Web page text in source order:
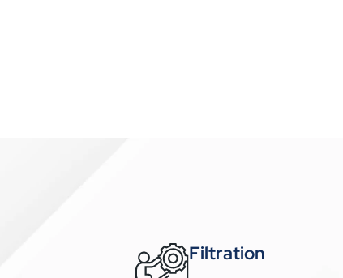
Filtration